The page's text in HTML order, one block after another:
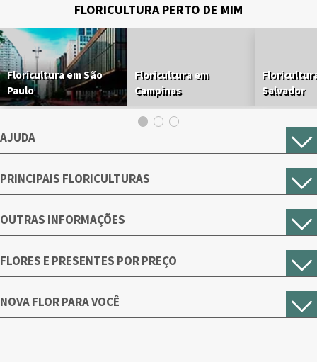
FLORICULTURA PERTO DE MIM
Floricultura em São
Paulo
Floricultura em
Campinas
Salvador
AJUDA
PRINCIPAIS FLORICULTURAS
OUTRAS INFORMAÇÕES
FLORES E PRESENTES POR PREÇO
NOVA FLOR PARA VOCÊ